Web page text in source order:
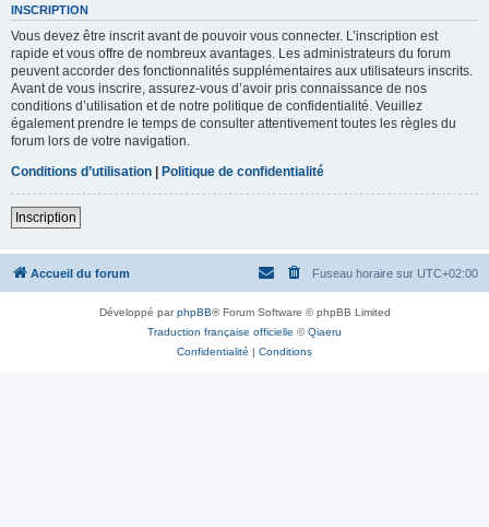
INSCRIPTION
Vous devez être inscrit avant de pouvoir vous connecter. L’inscription est
rapide et vous offre de nombreux avantages. Les administrateurs du forum
peuvent accorder des fonctionnalités supplémentaires aux utilisateurs inscrits.
Avant de vous inscrire, assurez-vous d’avoir pris connaissance de nos
conditions d’utilisation et de notre politique de confidentialité. Veuillez
également prendre le temps de consulter attentivement toutes les règles du
forum lors de votre navigation.
Conditions d’utilisation | Politique de confidentialité
Inscription
Accueil du forum Fuseau horaire sur UTC+02:00
Développé parphpBB® Forum Software © phpBB Limited
Traduction française officielle ©Qiaeru
Confidentialité | Conditions